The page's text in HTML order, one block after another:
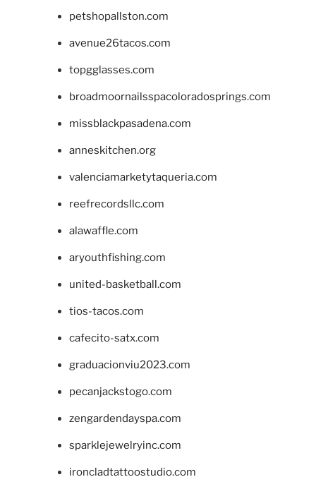
petshopallston.com
avenue26tacos.com
topgglasses.com
broadmoornailsspacoloradosprings.com
missblackpasadena.com
anneskitchen.org
valenciamarketytaqueria.com
reefrecordsllc.com
alawaffle.com
aryouthfishing.com
united-basketball.com
tios-tacos.com
cafecito-satx.com
graduacionviu2023.com
pecanjackstogo.com
zengardendayspa.com
sparklejewelryinc.com
ironcladtattoostudio.com